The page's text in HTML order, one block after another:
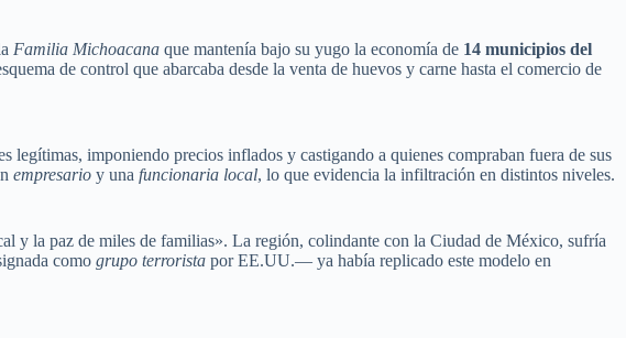
Familia Michoacana que mantenía bajo su yugo la economía de 14 municipios del
de control que abarcaba desde la venta de huevos y carne hasta el comercio de
legítimas, imponiendo precios inflados y castigando a quienes compraban fuera de sus
empresario y una funcionaria local, lo que evidencia la infiltración en distintos niveles.
y la paz de miles de familias». La región, colindante con la Ciudad de México, sufría
como grupo terrorista por EE.UU.— ya había replicado este modelo en